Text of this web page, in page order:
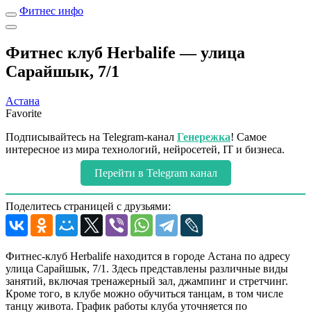
Фитнес инфо
Фитнес клуб Herbalife — улица
Сарайшык, 7/1
Астана
Favorite
Подписывайтесь на Telegram-канал Генережка! Самое
интересное из мира технологий, нейросетей, IT и бизнеса.
Перейти в Telegram канал
Поделитесь страницей с друзьями:
Фитнес-клуб Herbalife находится в городе Астана по адресу
улица Сарайшык, 7/1. Здесь представлены различные виды
занятий, включая тренажерный зал, джампинг и стретчинг.
Кроме того, в клубе можно обучиться танцам, в том числе
танцу живота. График работы клуба уточняется по